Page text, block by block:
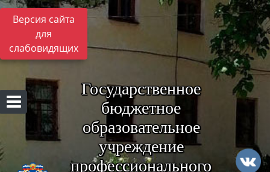
Версия сайта
для
слабовидящих
Государственное
бюджетное
образовательное
учреждение
профессионального